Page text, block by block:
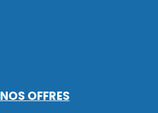
NOS OFFRES